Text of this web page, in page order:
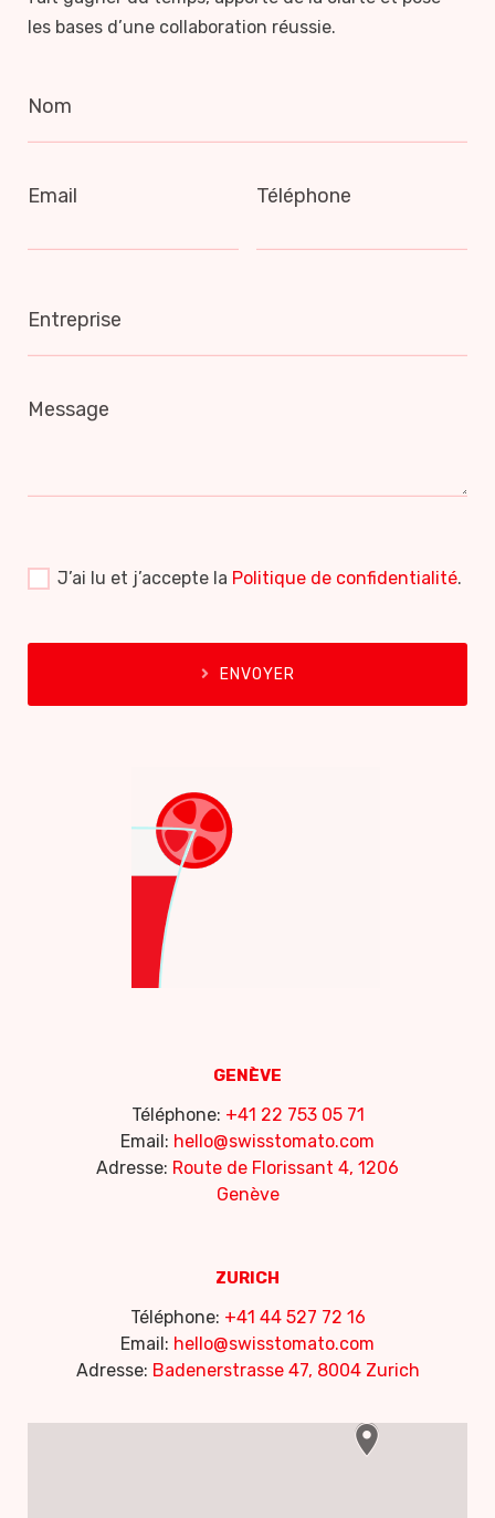
les bases d’une collaboration réussie.
Nom
Email Téléphone
Entreprise
Message
J’ai lu et j’accepte la Politique de confidentialité.
ENVOYER
GENÈVE
Téléphone: +41 22 753 05 71
Email: hello@swisstomato.com
Adresse: Route de Florissant 4, 1206
Genève
ZURICH
Téléphone: +41 44 527 72 16
Email: hello@swisstomato.com
Adresse: Badenerstrasse 47, 8004 Zurich